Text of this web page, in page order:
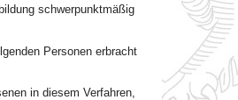
schwerpunktmäßig
Personen erbracht
in diesem Verfahren,